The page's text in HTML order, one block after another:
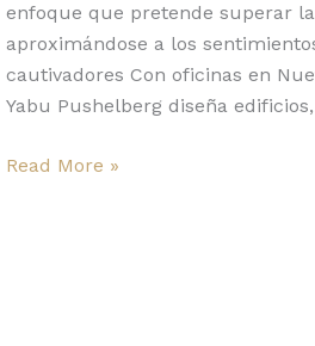
enfoque que pretende superar
aproximándose a los
cautivadores Con oficinas en
Yabu Pushelberg diseña
Read More »